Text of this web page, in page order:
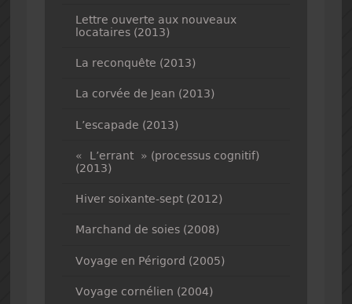
Lettre ouverte aux nouveaux
locataires (2013)
La reconquête (2013)
La corvée de Jean (2013)
L’escapade (2013)
« L’errant » (processus cognitif)
(2013)
Hiver soixante-sept (2012)
Marchand de soies (2008)
Voyage en Périgord (2005)
Voyage cornélien (2004)